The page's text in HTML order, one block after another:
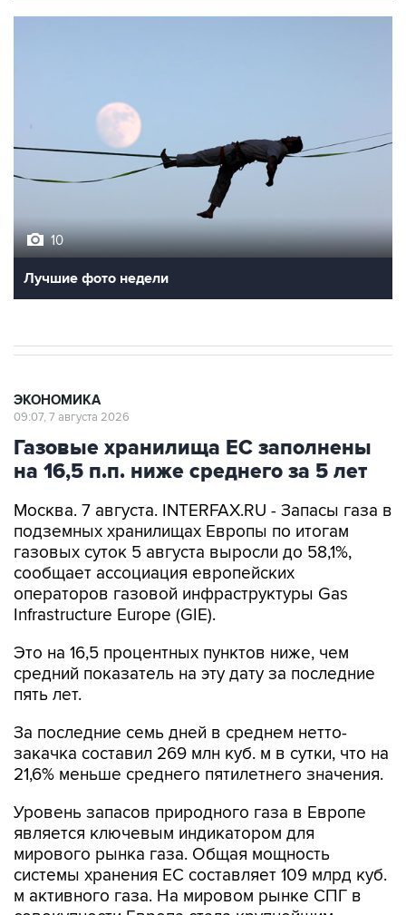
10
Лучшие фото недели
ЭКОНОМИКА
09:07, 7 августа 2026
Газовые хранилища ЕС заполнены
на 16,5 п.п. ниже среднего за 5 лет
Москва. 7 августа. INTERFAX.RU - Запасы газа в
подземных хранилищах Европы по итогам
газовых суток 5 августа выросли до 58,1%,
сообщает ассоциация европейских
операторов газовой инфраструктуры Gas
Infrastructure Europe (GIE).
Это на 16,5 процентных пунктов ниже, чем
средний показатель на эту дату за последние
пять лет.
За последние семь дней в среднем нетто-
закачка составил 269 млн куб. м в сутки, что на
21,6% меньше среднего пятилетнего значения.
Уровень запасов природного газа в Европе
является ключевым индикатором для
мирового рынка газа. Общая мощность
системы хранения ЕС составляет 109 млрд куб.
м активного газа. На мировом рынке СПГ в